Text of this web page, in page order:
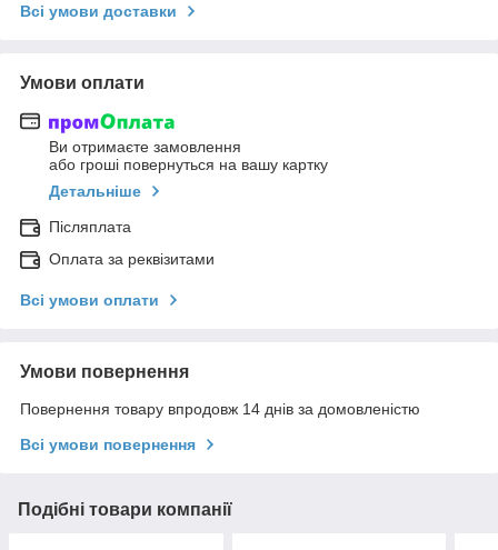
Всі умови доставки
Умови оплати
Ви отримаєте замовлення
або гроші повернуться на вашу картку
Детальніше
Післяплата
Оплата за реквізитами
Всі умови оплати
Умови повернення
Повернення товару впродовж 14 днів за домовленістю
Всі умови повернення
Подібні товари компанії